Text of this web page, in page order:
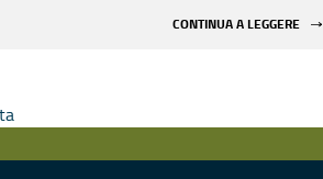
CONTINUA A LEGGERE